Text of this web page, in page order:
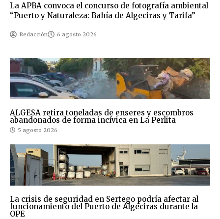
La APBA convoca el concurso de fotografía ambiental
“Puerto y Naturaleza: Bahía de Algeciras y Tarifa”
Redacción 6 agosto 2026
ALGESA retira toneladas de enseres y escombros
abandonados de forma incívica en La Perlita
5 agosto 2026
La crisis de seguridad en Sertego podría afectar al
funcionamiento del Puerto de Algeciras durante la
OPE